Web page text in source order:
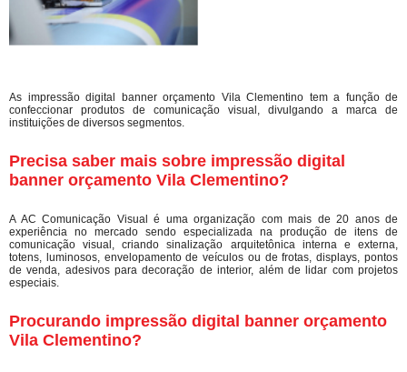
As impressão digital banner orçamento Vila Clementino tem a função de
confeccionar produtos de comunicação visual, divulgando a marca de
instituições de diversos segmentos.
Precisa saber mais sobre impressão digital
banner orçamento Vila Clementino?
A AC Comunicação Visual é uma organização com mais de 20 anos de
experiência no mercado sendo especializada na produção de itens de
comunicação visual, criando sinalização arquitetônica interna e externa,
totens, luminosos, envelopamento de veículos ou de frotas, displays, pontos
de venda, adesivos para decoração de interior, além de lidar com projetos
especiais.
Procurando impressão digital banner orçamento
Vila Clementino?